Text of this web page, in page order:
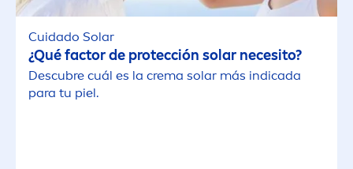
Cuidado Solar
¿Qué factor de protección solar necesito?
Descubre cuál es la crema solar más indicada
para tu piel.